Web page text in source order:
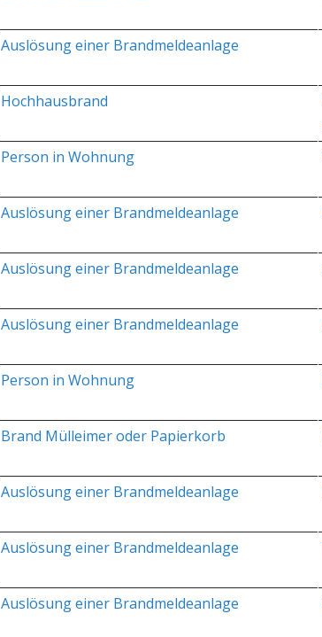
Auslösung einer Brandmeldeanlage
Hochhausbrand
Person in Wohnung
Auslösung einer Brandmeldeanlage
Auslösung einer Brandmeldeanlage
Auslösung einer Brandmeldeanlage
Person in Wohnung
Brand Mülleimer oder Papierkorb
Auslösung einer Brandmeldeanlage
Auslösung einer Brandmeldeanlage
Auslösung einer Brandmeldeanlage